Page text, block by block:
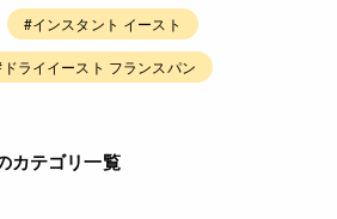
#インスタント イースト
ライイースト フランスパン
カテゴリ一覧